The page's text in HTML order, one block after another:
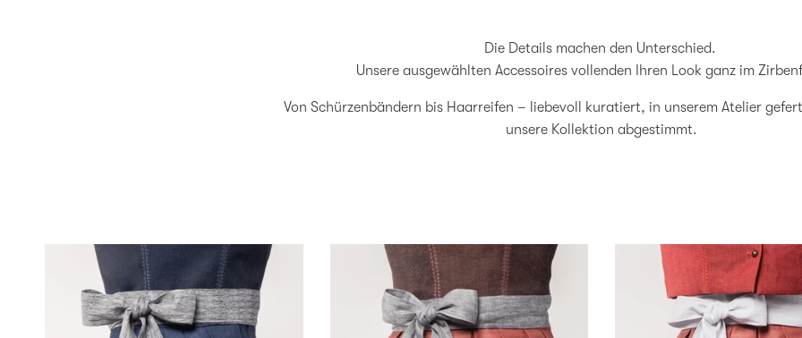
Die Details machen den Unterschied.
Unsere ausgewählten Accessoires vollenden Ihren Look ganz im
Von Schürzenbändern bis Haarreifen – liebevoll kuratiert, in unserem Atelier
unsere Kollektion abgestimmt.